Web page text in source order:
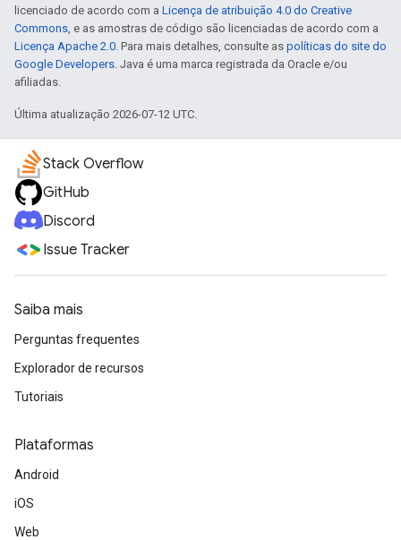
licenciado de acordo com a Licença de atribuição 4.0 do Creative
Commons, e as amostras de código são licenciadas de acordo com a
Licença Apache 2.0. Para mais detalhes, consulte as políticas do site do
Google Developers. Java é uma marca registrada da Oracle e/ou
afiliadas.
Última atualização 2026-07-12 UTC.
Stack Overflow
GitHub
Discord
Issue Tracker
Saiba mais
Perguntas frequentes
Explorador de recursos
Tutoriais
Plataformas
Android
iOS
Web